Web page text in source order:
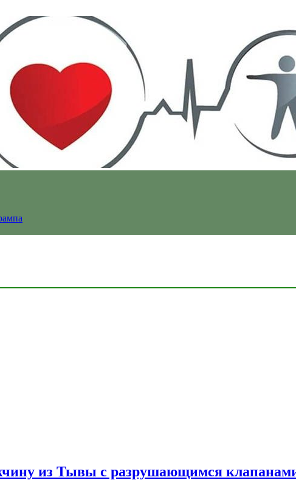
из Тывы с разрушающимся